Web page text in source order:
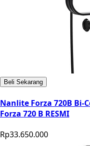
Beli Sekarang
Nanlite Forza 720B
Forza 720 B RESMI
Rp33.650.000